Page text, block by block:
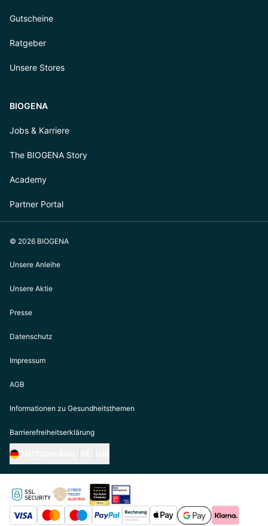
Gutscheine
Ratgeber
Unsere Stores
BIOGENA
Jobs & Karriere
The BIOGENA Story
Academy
Partner Portal
© 2026 BIOGENA
Unsere Anleihe
Unsere Aktie
Presse
Datenschutz
Impressum
AGB
Informationen zu Gesundheitsthemen
Barrierefreiheitserklärung
https://biogena.com/de-at
https://biogena.com/de-de
https://biogena.com/de-ch
https://biogena.com/it-it